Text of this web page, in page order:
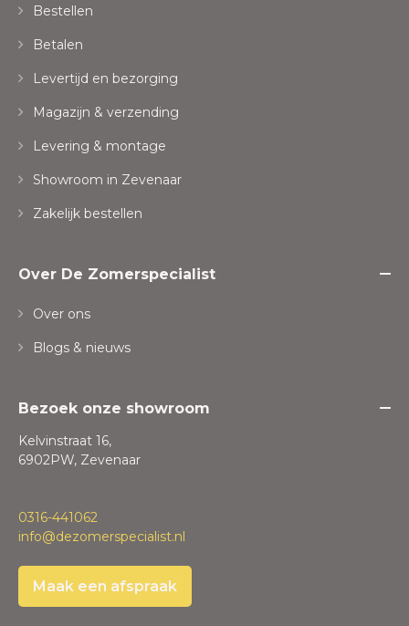
Bestellen
Betalen
Levertijd en bezorging
Magazijn & verzending
Levering & montage
Showroom in Zevenaar
Zakelijk bestellen
Over De Zomerspecialist
Over ons
Blogs & nieuws
Bezoek onze showroom
Kelvinstraat 16,
6902PW, Zevenaar
0316-441062
info@dezomerspecialist.nl
Maak een afspraak